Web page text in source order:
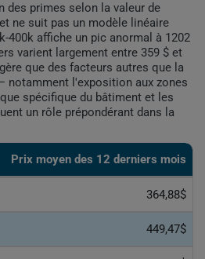
des primes selon la valeur de
ne suit pas un modèle linéaire
400k affiche un pic anormal à 1202
varient largement entre 359 $ et
que des facteurs autres que la
notamment l'exposition aux zones
spécifique du bâtiment et les
un rôle prépondérant dans la
Prix moyen des 12 derniers mois
364,88$
449,47$